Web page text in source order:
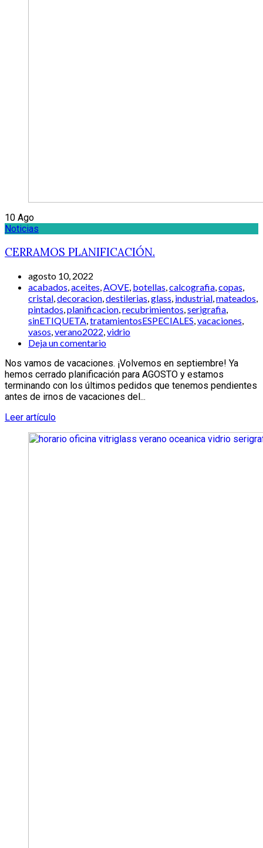
10 Ago
Noticias
CERRAMOS PLANIFICACIÓN.
agosto 10, 2022
acabados,aceites,AOVE, botellas,calcografia,copas,
cristal,decoracion,destilerias,glass, industrial,mateados,
pintados,planificacion,recubrimientos,serigrafia,
sinETIQUETA,tratamientosESPECIALES,vacaciones,
vasos,verano2022,vidrio
Deja un comentario
Nos vamos de vacaciones. ¡Volvemos en septiembre! Ya
hemos cerrado planificación para AGOSTO y estamos
terminando con los últimos pedidos que tenemos pendientes
antes de irnos de vacaciones del...
Leer artículo